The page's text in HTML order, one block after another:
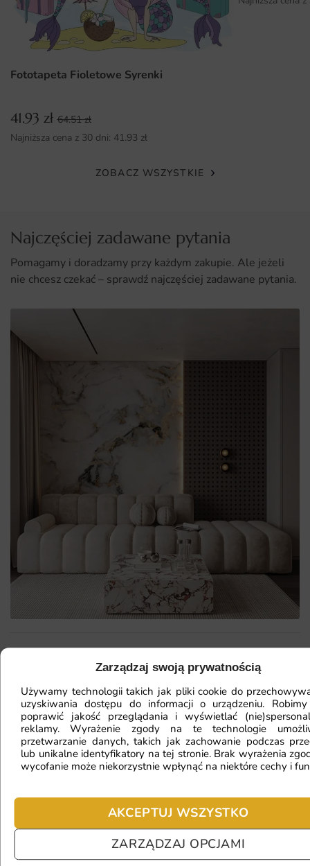
Zarządzaj swoją prywatnością
Używamy technologii takich jak pliki cookie do
uzyskiwania dostępu do informacji o urządzeniu.
poprawić jakość przeglądania i wyświetlać
reklamy. Wyrażenie zgody na te technologie
przetwarzanie danych, takich jak zachowanie podczas
lub unikalne identyfikatory na tej stronie. Brak wyrażenia
wycofanie może niekorzystnie wpłynąć na niektóre cechy i
AKCEPTUJ WSZYSTKO
ZARZĄDZAJ OPCJAMI
wnętrz.
Łatwy montaż, który sprawia, że każdy może cieszyć się
nową dekoracją w kilka chwil.
Fototapeta Fioletowe Syrenki
41.93 zł 64.51zł
Najniższa cena z 30 dni: 41.93 zł
ZOBACZ WSZYSTKIE
Najczęściej zadawane pytania
Pomagamy i doradzamy przy każdym zakupie. Ale jeżeli
nie chcesz czekać – sprawdź najczęściej zadawane pytania.
Mam ścianę o nietypowym kształcie,
fototapetę?
Ile będę czekać na realizację
Czy mogę zwrócić fototapetę?